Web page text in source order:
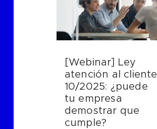
[Webinar] Ley
atención al cliente
10/2025: ¿puede
tu empresa
demostrar que
cumple?